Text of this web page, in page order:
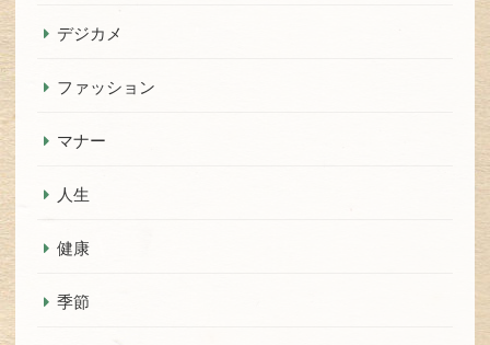
デジカメ
ファッション
マナー
人生
健康
季節